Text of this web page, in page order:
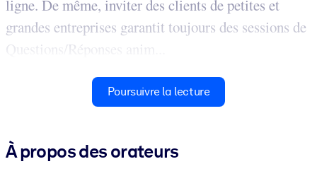
ligne. De même, inviter des clients de petites et
grandes entreprises garantit toujours des sessions de
Questions/Réponses anim...
Poursuivre la lecture
À propos des orateurs